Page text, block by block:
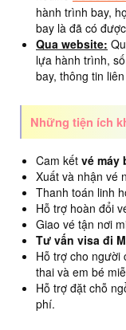
hành trình bay,
bay là đã có
Qua website:
lựa hành trình,
bay, thông tin
Những tiện ích
Cam kết vé máy
Xuất và nhận vé
Thanh toán linh
Hỗ trợ hoàn đổi
Giao vé tận nơi
Tư vấn visa đi
Hỗ trợ cho người
thai và em bé
Hỗ trợ đặt chỗ
phí.